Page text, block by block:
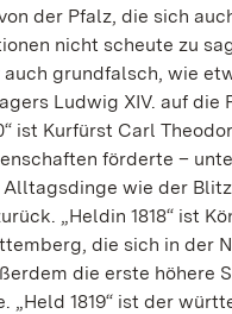
der Pfalz, die sich
nicht scheute zu
grundfalsch, wie
Ludwig XIV. auf die
ist Kurfürst Carl
förderte –
wie der
„Heldin 1818“ ist
die sich in der
die erste höhere
„Held 1819“ ist der